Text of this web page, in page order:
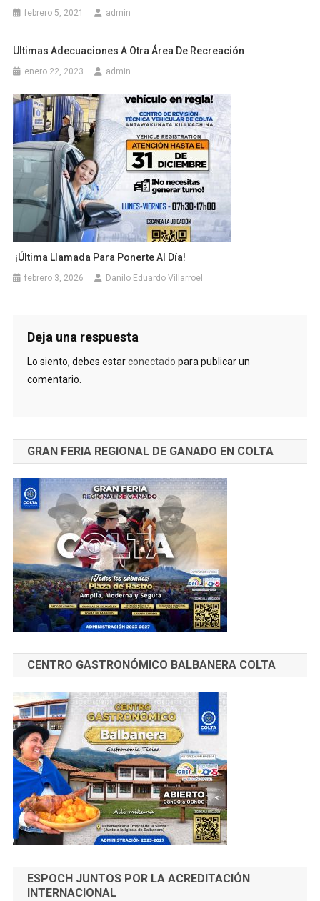
febrero 5, 2021 admin
Ultimas Adecuaciones A Otra Área De Recreación
enero 22, 2023 admin
¡Última Llamada Para Ponerte Al Día!
febrero 3, 2026 Danilo Eduardo Villarroel
Deja una respuesta
Lo siento, debes estarconectado para publicar un
comentario.
GRAN FERIA REGIONAL DE GANADO EN COLTA
CENTRO GASTRONÓMICO BALBANERA COLTA
ESPOCH JUNTOS POR LA ACREDITACIÓN
INTERNACIONAL